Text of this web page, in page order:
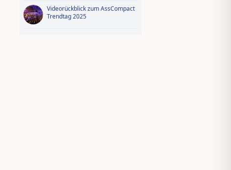
Videorückblick zum AssCompact
Trendtag 2025